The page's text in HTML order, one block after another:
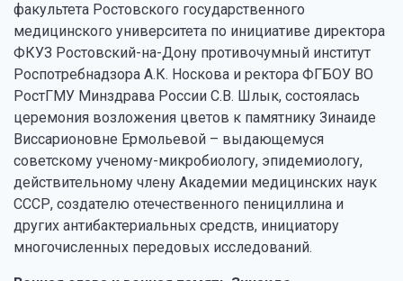
факультета Ростовского государственного
медицинского университета по инициативе директора
ФКУЗ Ростовский-на-Дону противочумный институт
Роспотребнадзора А.К. Носкова и ректора ФГБОУ ВО
РостГМУ Минздрава России С.В. Шлык, состоялась
церемония возложения цветов к памятнику Зинаиде
Виссарионовне Ермольевой – выдающемуся
советскому ученому-микробиологу, эпидемиологу,
действительному члену Академии медицинских наук
СССР, создателю отечественного пенициллина и
других антибактериальных средств, инициатору
многочисленных передовых исследований.